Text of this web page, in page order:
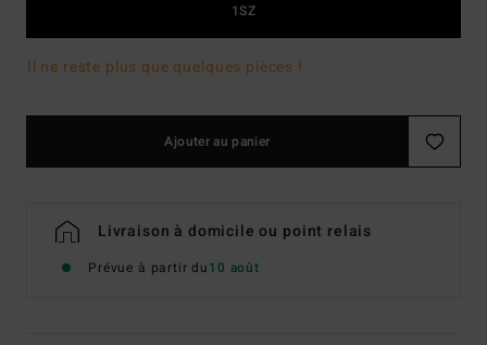
1SZ
Il ne reste plus que quelques pièces !
Ajouter au panier
Livraison à domicile ou point relais
Prévue à partir du10 août